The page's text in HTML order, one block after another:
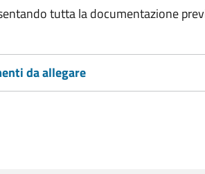
tutta la documentazione
da allegare